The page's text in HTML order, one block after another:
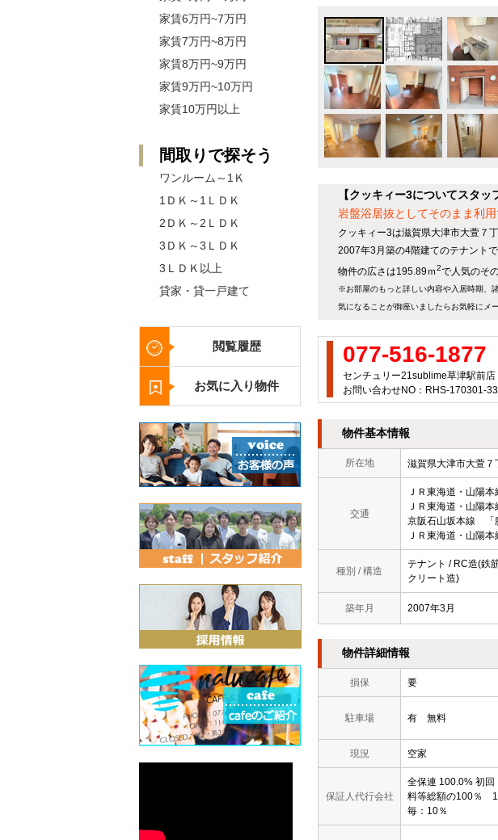
【クッキィー3についてスタッ
岩盤浴居抜としてそのまま利
クッキィー3は滋賀県大津市大萱７
2007年3月築の4階建てのテナント
物件の広さは195.89ｍ2で人気のそ
※お部屋のもっと詳しい内容や入居時期、
気になることが御座いましたらお気軽にメ
077-516-1877
センチュリー21sublime草津駅前店
お問い合わせNO：RHS-170301-
物件基本情報
所在地 滋賀県大津市大萱
交通
ＪＲ東海道・山陽
ＪＲ東海道・山陽
京阪石山坂本線 「
ＪＲ東海道・山陽
種別 / 構造
テナント / RC造(鉄
クリート造)
築年月 2007年3月
物件詳細情報
損保 要
駐車場 有 無料
現況 空家
保証人代行会社
全保連 100.0% 初回
料等総額の100％
毎：10％
家賃6万円~7万円
家賃7万円~8万円
家賃8万円~9万円
家賃9万円~10万円
家賃10万円以上
間取りで探そう
ワンルーム～1Ｋ
1ＤＫ～1ＬＤＫ
2ＤＫ～2ＬＤＫ
3ＤＫ～3ＬＤＫ
3ＬＤＫ以上
貸家・貸一戸建て
閲覧履歴
お気に入り物件